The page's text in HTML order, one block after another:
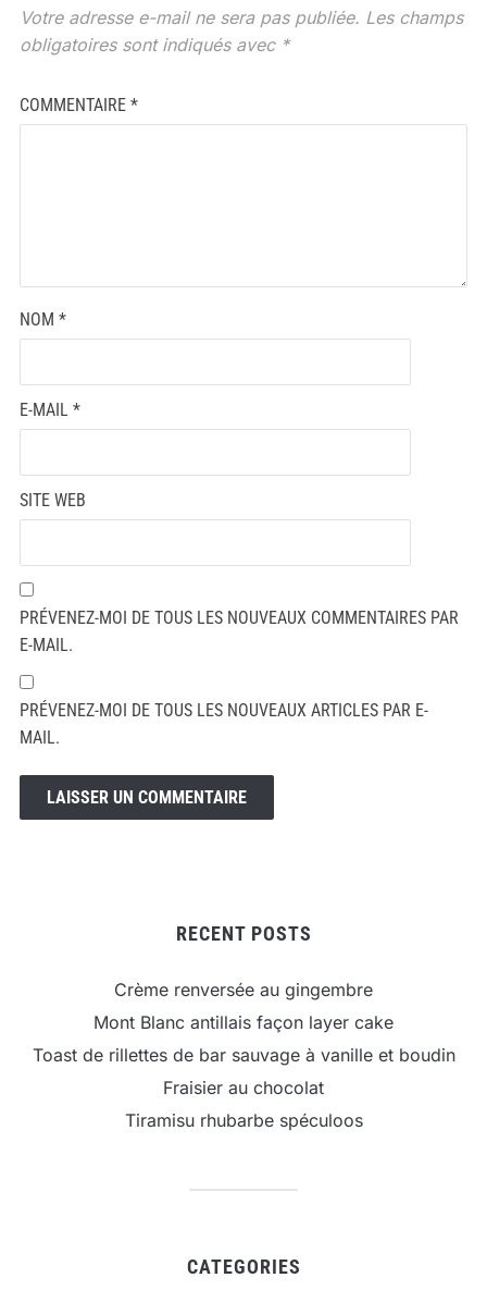
Votre adresse e-mail ne sera pas publiée. Les champs
obligatoires sont indiqués avec *
COMMENTAIRE *
NOM *
E-MAIL *
SITE WEB
PRÉVENEZ-MOI DE TOUS LES NOUVEAUX COMMENTAIRES PAR
E-MAIL.
PRÉVENEZ-MOI DE TOUS LES NOUVEAUX ARTICLES PAR E-
MAIL.
RECENT POSTS
Crème renversée au gingembre
Mont Blanc antillais façon layer cake
Toast de rillettes de bar sauvage à vanille et boudin
Fraisier au chocolat
Tiramisu rhubarbe spéculoos
CATEGORIES